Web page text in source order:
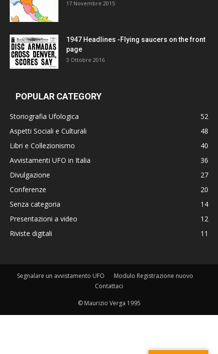
17 Novembre 2015
1947 Headlines -Flying saucers on the front
page
3 Ottobre 2016
POPULAR CATEGORY
Storiografia Ufologica
52
Aspetti Sociali e Culturali
48
Libri e Collezionismo
40
Avvistamenti UFO in Italia
36
Divulgazione
27
Conferenze
20
Senza categoria
14
Presentazioni a video
12
Riviste digitali
11
Segnalare un avvistamento UFO
Modulo Registrazione nuovo
Contattaci
© Maurizio Verga 1995